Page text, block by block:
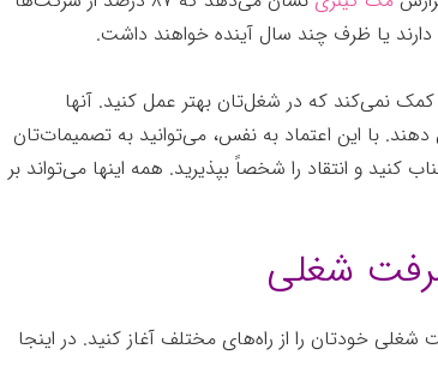
یا ظرف چند سال آینده خواهند داشت.
نمی‌کند که در شغل‌تان بهتر عمل کنید. آنها
دهند. با این اعتماد به نفس، می‌توانید به تصمیمات‌تان
کنید و انتقاد را شخصاً بپذیرید. همه اینها می‌تواند بر
خودتان را از راه‌های مختلف آغاز کنید. در اینجا